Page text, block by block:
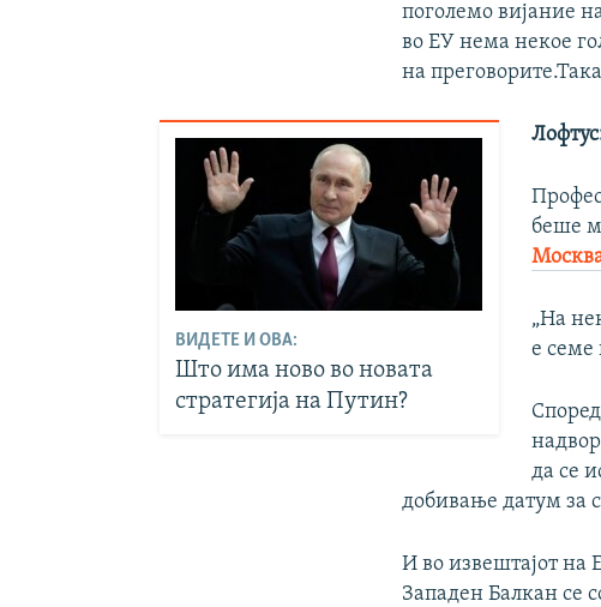
поголемо вијание
во ЕУ нема некое
на
ВИДЕТЕ И ОВА:
Што има ново во новата
стратегија на Путин?
беше
„На
е семе
да се
добивање датум за
И во извештајот на
Западен Балкан се